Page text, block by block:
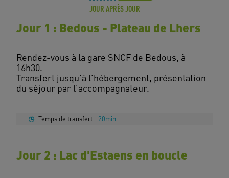
JOUR APRÈS JOUR
Jour 1 : Bedous - Plateau de Lhers
Rendez-vous à la gare SNCF de Bedous, à
16h30.
Transfert jusqu'à l'hébergement, présentation
du séjour par l'accompagnateur.
Temps de transfert 20min
Jour 2 : Lac d'Estaens en boucle